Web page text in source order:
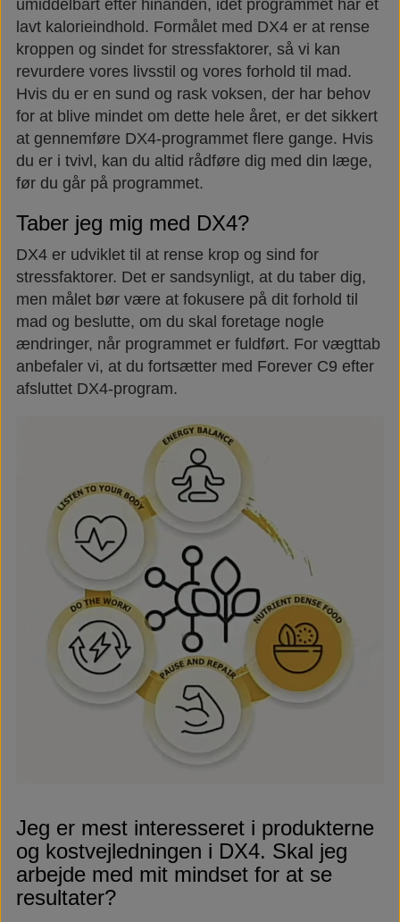
umiddelbart efter hinanden, idet programmet har et
lavt kalorieindhold. Formålet med DX4 er at rense
kroppen og sindet for stressfaktorer, så vi kan
revurdere vores livsstil og vores forhold til mad.
Hvis du er en sund og rask voksen, der har behov
for at blive mindet om dette hele året, er det sikkert
at gennemføre DX4-programmet flere gange. Hvis
du er i tvivl, kan du altid rådføre dig med din læge,
før du går på programmet.
Taber jeg mig med DX4?
DX4 er udviklet til at rense krop og sind for
stressfaktorer. Det er sandsynligt, at du taber dig,
men målet bør være at fokusere på dit forhold til
mad og beslutte, om du skal foretage nogle
ændringer, når programmet er fuldført. For vægttab
anbefaler vi, at du fortsætter med Forever C9 efter
afsluttet DX4-program.
Jeg er mest interesseret i produkterne
og kostvejledningen i DX4. Skal jeg
arbejde med mit mindset for at se
resultater?